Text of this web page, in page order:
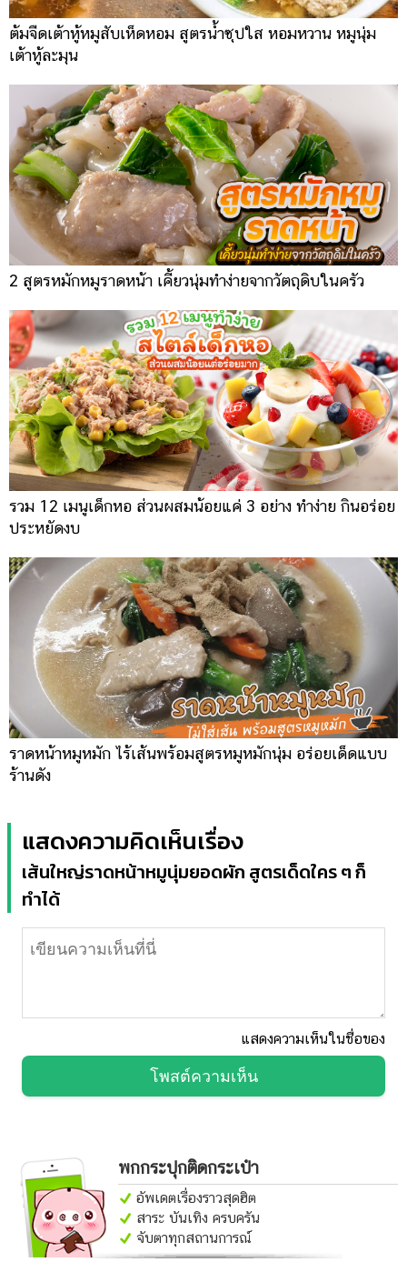
ต้มจืดเต้าหู้หมูสับเห็ดหอม สูตรน้ำซุปใส หอมหวาน หมูนุ่ม
เต้าหู้ละมุน
2 สูตรหมักหมูราดหน้า เคี้ยวนุ่มทำง่ายจากวัตถุดิบในครัว
รวม 12 เมนูเด็กหอ ส่วนผสมน้อยแค่ 3 อย่าง ทำง่าย กินอร่อย
ประหยัดงบ
ราดหน้าหมูหมัก ไร้เส้นพร้อมสูตรหมูหมักนุ่ม อร่อยเด็ดแบบ
ร้านดัง
แสดงความคิดเห็นเรื่อง
เส้นใหญ่ราดหน้าหมูนุ่มยอดผัก สูตรเด็ดใคร ๆ ก็
ทำได้
แสดงความเห็นในชื่อของ
โพสต์ความเห็น
พกกระปุกติดกระเป๋า
อัพเดตเรื่องราวสุดฮิต
สาระ บันเทิง ครบครัน
จับตาทุกสถานการณ์